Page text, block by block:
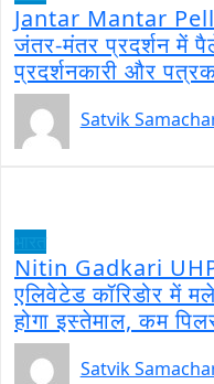
Jantar Mantar
जंतर-मंतर प्रदर्शन में
प्रदर्शनकारी और
Satvik
Nitin Gadkari
एलिवेटेड कॉरिडोर में
होगा इस्तेमाल, कम
Satvik